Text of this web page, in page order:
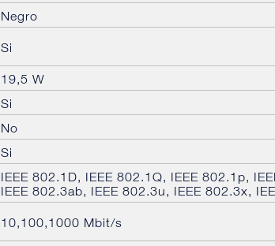
Negro
Si
19,5 W
Si
No
Si
IEEE 802.1D, IEEE 802.1Q, IEEE 802.1p,
IEEE 802.3ab, IEEE 802.3u, IEEE 802.3x,
10,100,1000 Mbit/s